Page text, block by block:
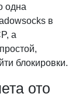
одна
в
а
блокировки.
ото